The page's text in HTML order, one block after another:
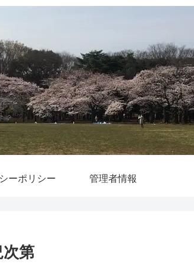
ーポリシー 管理者情報
次第